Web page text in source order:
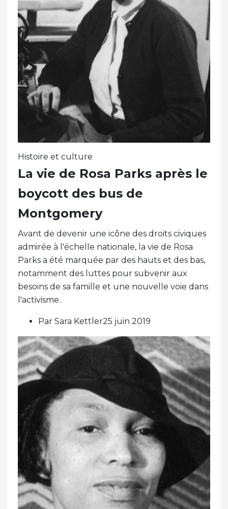
Histoire et culture
La vie de Rosa Parks après le
boycott des bus de
Montgomery
Avant de devenir une icône des droits civiques
admirée à l'échelle nationale, la vie de Rosa
Parks a été marquée par des hauts et des bas,
notamment des luttes pour subvenir aux
besoins de sa famille et une nouvelle voie dans
l'activisme..
Par Sara Kettler25 juin 2019